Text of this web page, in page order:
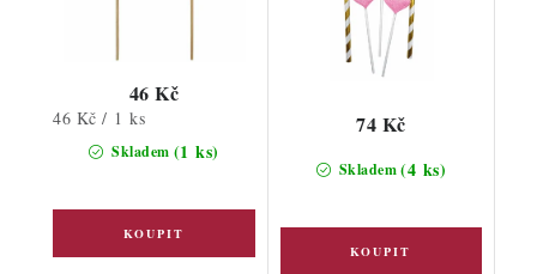
Skladem (1 ks)
46 Kč
Měrná
46 Kč / 1 ks
Skladem(4 ks)
74 Kč